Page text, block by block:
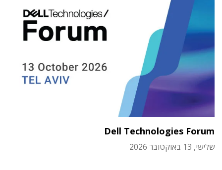
Dell Technologies Forum
שלישי, 13 באוקטובר 2026